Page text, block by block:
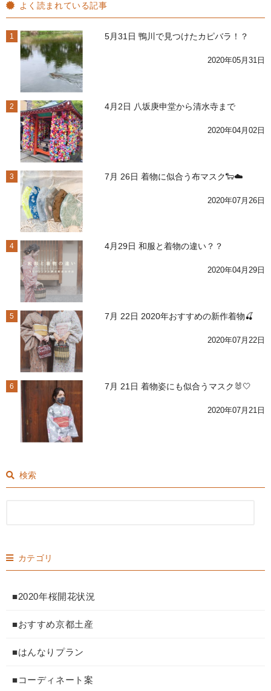
よく読まれている記事
1 5月31日 鴨川で見つけたカピバラ！？
2020年05月31日
2 4月2日 八坂庚申堂から清水寺まで
2020年04月02日
3 7月 26日 着物に似合う布マスク🐑☁️
2020年07月26日
4 4月29日 和服と着物の違い？？
2020年04月29日
5 7月 22日 2020年おすすめの新作着物🍒
2020年07月22日
6 7月 21日 着物姿にも似合うマスク🐰🤍
2020年07月21日
検索
カテゴリ
■2020年桜開花状況
■おすすめ京都土産
■はんなりプラン
■コーディネート案